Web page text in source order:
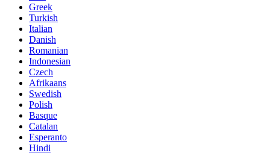
Greek
Turkish
Italian
Danish
Romanian
Indonesian
Czech
Afrikaans
Swedish
Polish
Basque
Catalan
Esperanto
Hindi